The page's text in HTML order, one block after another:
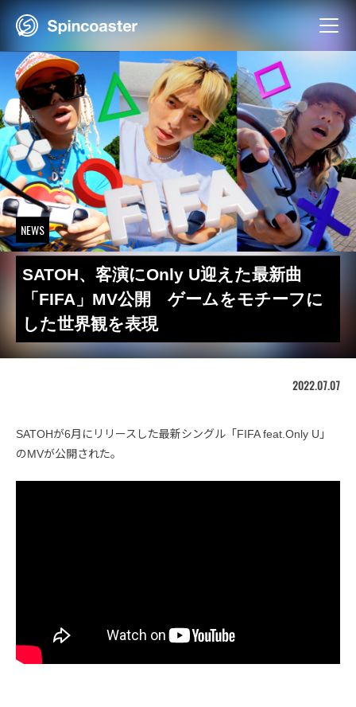
Skip
NEWS
SATOH、客演にOnly U迎えた最新曲
「FIFA」MV公開 ゲームをモチーフに
した世界観を表現
2022.07.07
SATOHが6月にリリースした最新シングル「FIFA feat.Only U」
のMVが公開された。